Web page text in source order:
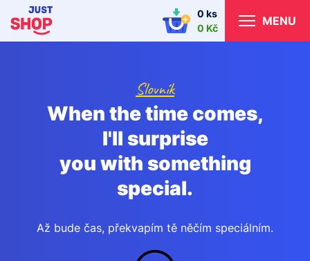
0 ks
0 Kč
MENU
Slovník
When the time comes,
I'll surprise
you with something
special.
Až bude čas, překvapím tě něčím speciálním.